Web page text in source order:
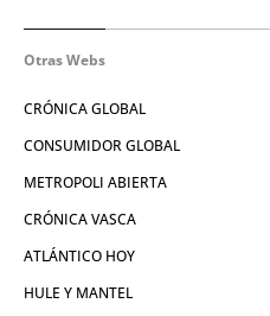
Otras Webs
CRÓNICA GLOBAL
CONSUMIDOR GLOBAL
METROPOLI ABIERTA
CRÓNICA VASCA
ATLÁNTICO HOY
HULE Y MANTEL